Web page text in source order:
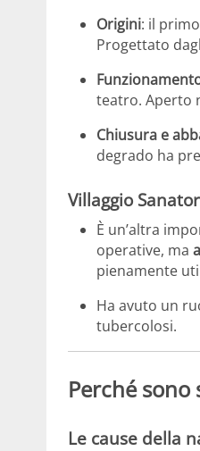
Origini: il
Progettato
teatro. Aperto
Chiusura e
degrado ha
Villaggio
È un’altra
operative, ma
pienamente
Ha avuto un
tubercolosi.
Perché
Le cause della